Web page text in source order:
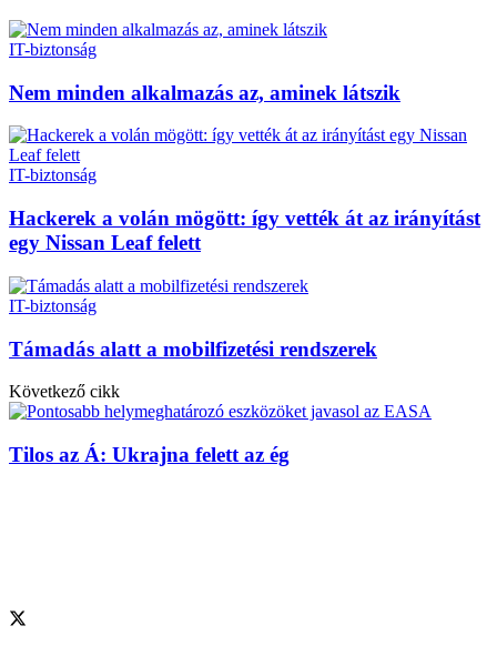
IT-biztonság
Nem minden alkalmazás az, aminek látszik
IT-biztonság
Hackerek a volán mögött: így vették át az irányítást
egy Nissan Leaf felett
IT-biztonság
Támadás alatt a mobilfizetési rendszerek
Következő cikk
Tilos az Á: Ukrajna felett az ég